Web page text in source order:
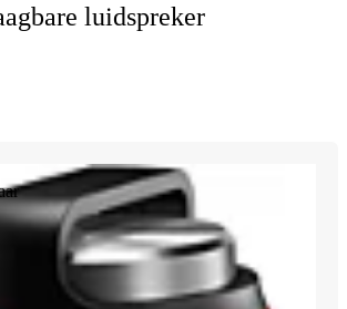
luidspreker